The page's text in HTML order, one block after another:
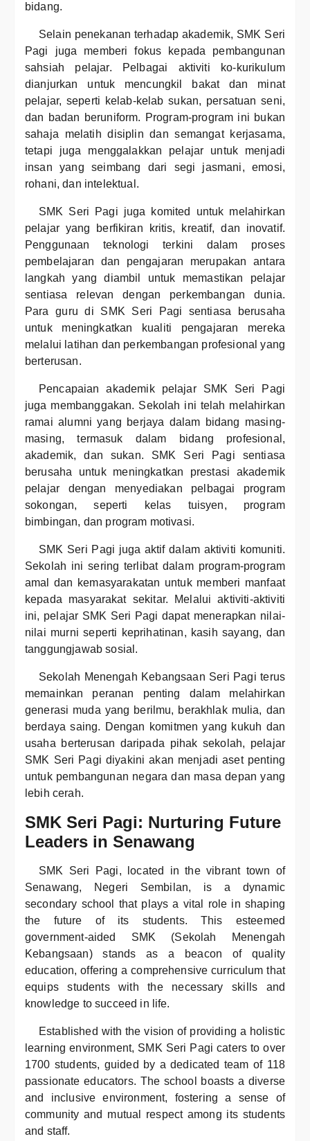
bidang.
Selain penekanan terhadap akademik, SMK Seri
Pagi juga memberi fokus kepada pembangunan
sahsiah pelajar. Pelbagai aktiviti ko-kurikulum
dianjurkan untuk mencungkil bakat dan minat
pelajar, seperti kelab-kelab sukan, persatuan seni,
dan badan beruniform. Program-program ini bukan
sahaja melatih disiplin dan semangat kerjasama,
tetapi juga menggalakkan pelajar untuk menjadi
insan yang seimbang dari segi jasmani, emosi,
rohani, dan intelektual.
SMK Seri Pagi juga komited untuk melahirkan
pelajar yang berfikiran kritis, kreatif, dan inovatif.
Penggunaan teknologi terkini dalam proses
pembelajaran dan pengajaran merupakan antara
langkah yang diambil untuk memastikan pelajar
sentiasa relevan dengan perkembangan dunia.
Para guru di SMK Seri Pagi sentiasa berusaha
untuk meningkatkan kualiti pengajaran mereka
melalui latihan dan perkembangan profesional yang
berterusan.
Pencapaian akademik pelajar SMK Seri Pagi
juga membanggakan. Sekolah ini telah melahirkan
ramai alumni yang berjaya dalam bidang masing-
masing, termasuk dalam bidang profesional,
akademik, dan sukan. SMK Seri Pagi sentiasa
berusaha untuk meningkatkan prestasi akademik
pelajar dengan menyediakan pelbagai program
sokongan, seperti kelas tuisyen, program
bimbingan, dan program motivasi.
SMK Seri Pagi juga aktif dalam aktiviti komuniti.
Sekolah ini sering terlibat dalam program-program
amal dan kemasyarakatan untuk memberi manfaat
kepada masyarakat sekitar. Melalui aktiviti-aktiviti
ini, pelajar SMK Seri Pagi dapat menerapkan nilai-
nilai murni seperti keprihatinan, kasih sayang, dan
tanggungjawab sosial.
Sekolah Menengah Kebangsaan Seri Pagi terus
memainkan peranan penting dalam melahirkan
generasi muda yang berilmu, berakhlak mulia, dan
berdaya saing. Dengan komitmen yang kukuh dan
usaha berterusan daripada pihak sekolah, pelajar
SMK Seri Pagi diyakini akan menjadi aset penting
untuk pembangunan negara dan masa depan yang
lebih cerah.
SMK Seri Pagi: Nurturing Future
Leaders in Senawang
SMK Seri Pagi, located in the vibrant town of
Senawang, Negeri Sembilan, is a dynamic
secondary school that plays a vital role in shaping
the future of its students. This esteemed
government-aided SMK (Sekolah Menengah
Kebangsaan) stands as a beacon of quality
education, offering a comprehensive curriculum that
equips students with the necessary skills and
knowledge to succeed in life.
Established with the vision of providing a holistic
learning environment, SMK Seri Pagi caters to over
1700 students, guided by a dedicated team of 118
passionate educators. The school boasts a diverse
and inclusive environment, fostering a sense of
community and mutual respect among its students
and staff.